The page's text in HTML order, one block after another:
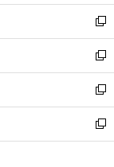
開
く
ウ
ィ
ン
ド
ウ
で
開
く
し
い
ウ
ィ
ン
ド
ウ
で
開
新
し
い
ウ
ィ
ン
ド
ウ
新
し
い
ウ
ィ
ン
新
し
い
ウ
新
し